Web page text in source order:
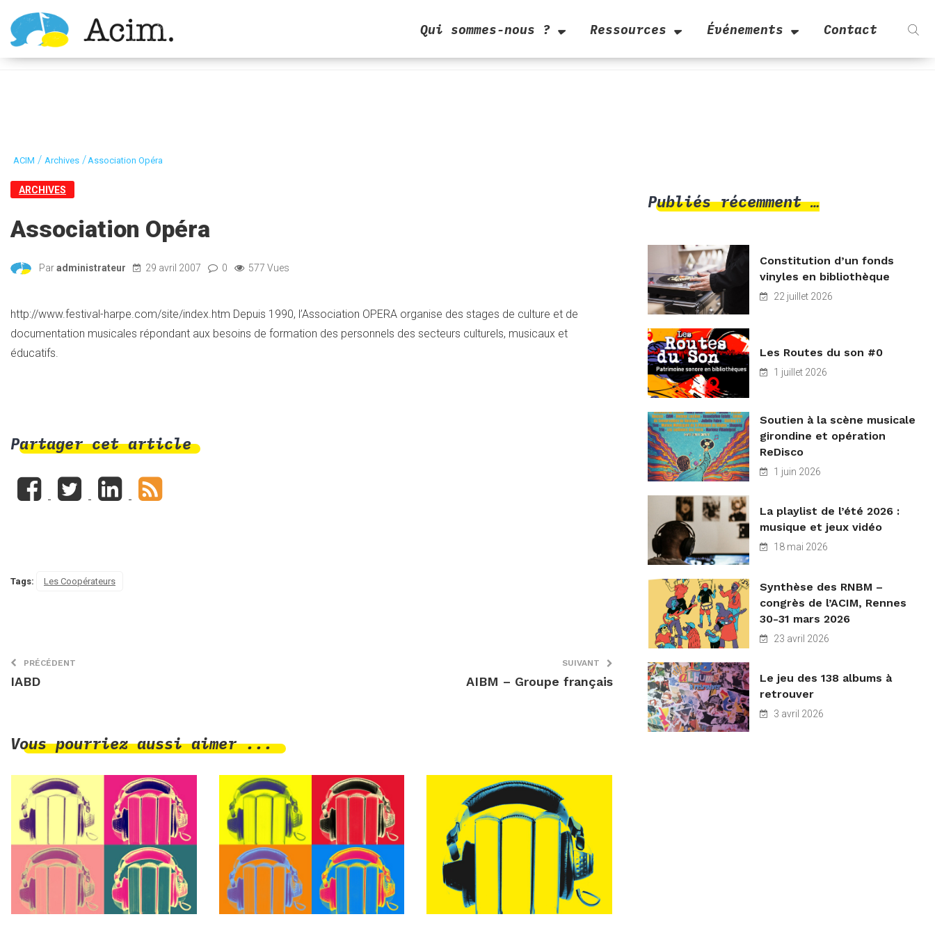
Ouvrir la barre d’outils
Qui sommes-nous ? Ressources Événements Contact
ACIM / Archives /Association Opéra
ARCHIVES
Association Opéra
Paradministrateur 29 avril 2007 0 577 Vues
http://www.festival-harpe.com/site/index.htm Depuis 1990, l’Association OPERA organise des stages de culture et de
documentation musicales répondant aux besoins de formation des personnels des secteurs culturels, musicaux et
éducatifs.
Partager cet article
Tags: Les Coopérateurs
PRÉCÉDENT
IABD
SUIVANT
AIBM – Groupe français
Vous pourriez aussi aimer ...
Publiés récemment …
Constitution d’un fonds
vinyles en bibliothèque
22 juillet 2026
Les Routes du son #0
1 juillet 2026
Soutien à la scène musicale
girondine et opération
ReDisco
1 juin 2026
La playlist de l’été 2026 :
musique et jeux vidéo
18 mai 2026
Synthèse des RNBM –
congrès de l’ACIM, Rennes
30-31 mars 2026
23 avril 2026
Le jeu des 138 albums à
retrouver
3 avril 2026